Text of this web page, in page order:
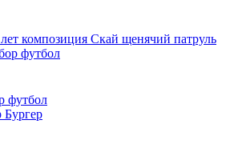
композиция Скай щенячий патруль
футбол